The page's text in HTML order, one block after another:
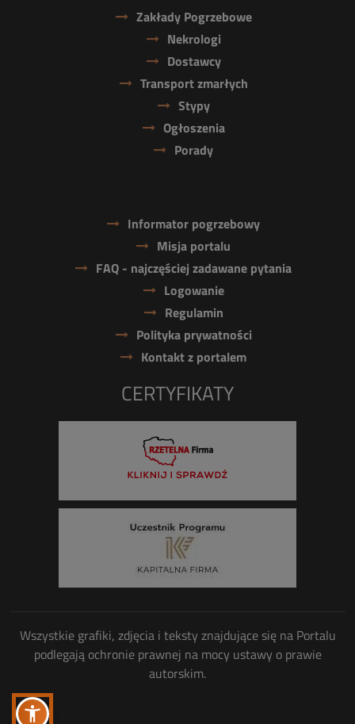
Zakłady Pogrzebowe
Nekrologi
Dostawcy
Transport zmarłych
Stypy
Ogłoszenia
Porady
Informator pogrzebowy
Misja portalu
FAQ - najczęściej zadawane pytania
Logowanie
Regulamin
Polityka prywatności
Kontakt z portalem
CERTYFIKATY
Wszystkie grafiki, zdjęcia i teksty znajdujące się na Portalu
podlegają ochronie prawnej na mocy ustawy o prawie
autorskim.